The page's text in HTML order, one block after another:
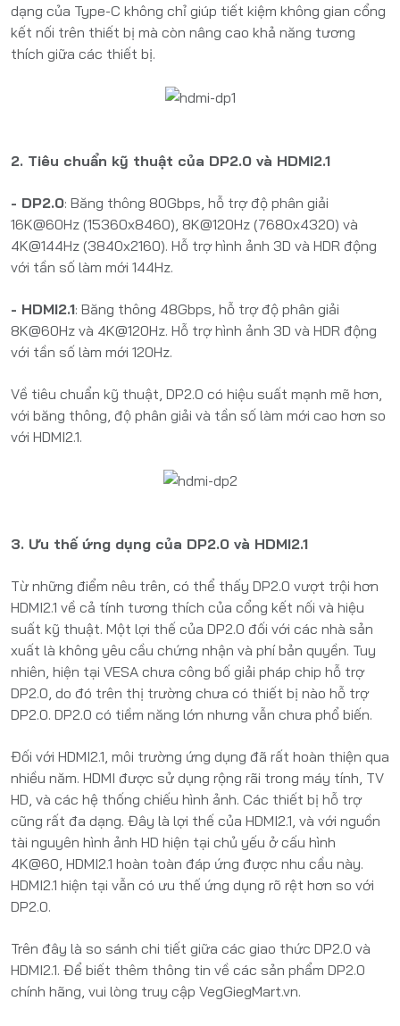
dạng của Type-C không chỉ giúp tiết kiệm không gian cổng
kết nối trên thiết bị mà còn nâng cao khả năng tương
thích giữa các thiết bị.
2. Tiêu chuẩn kỹ thuật của DP2.0 và HDMI2.1
- DP2.0: Băng thông 80Gbps, hỗ trợ độ phân giải
16K@60Hz (15360x8460), 8K@120Hz (7680x4320) và
4K@144Hz (3840x2160). Hỗ trợ hình ảnh 3D và HDR động
với tần số làm mới 144Hz.
- HDMI2.1: Băng thông 48Gbps, hỗ trợ độ phân giải
8K@60Hz và 4K@120Hz. Hỗ trợ hình ảnh 3D và HDR động
với tần số làm mới 120Hz.
Về tiêu chuẩn kỹ thuật, DP2.0 có hiệu suất mạnh mẽ hơn,
với băng thông, độ phân giải và tần số làm mới cao hơn so
với HDMI2.1.
3. Ưu thế ứng dụng của DP2.0 và HDMI2.1
Từ những điểm nêu trên, có thể thấy DP2.0 vượt trội hơn
HDMI2.1 về cả tính tương thích của cổng kết nối và hiệu
suất kỹ thuật. Một lợi thế của DP2.0 đối với các nhà sản
xuất là không yêu cầu chứng nhận và phí bản quyền. Tuy
nhiên, hiện tại VESA chưa công bố giải pháp chip hỗ trợ
DP2.0, do đó trên thị trường chưa có thiết bị nào hỗ trợ
DP2.0. DP2.0 có tiềm năng lớn nhưng vẫn chưa phổ biến.
Đối với HDMI2.1, môi trường ứng dụng đã rất hoàn thiện qua
nhiều năm. HDMI được sử dụng rộng rãi trong máy tính, TV
HD, và các hệ thống chiếu hình ảnh. Các thiết bị hỗ trợ
cũng rất đa dạng. Đây là lợi thế của HDMI2.1, và với nguồn
tài nguyên hình ảnh HD hiện tại chủ yếu ở cấu hình
4K@60, HDMI2.1 hoàn toàn đáp ứng được nhu cầu này.
HDMI2.1 hiện tại vẫn có ưu thế ứng dụng rõ rệt hơn so với
DP2.0.
Trên đây là so sánh chi tiết giữa các giao thức DP2.0 và
HDMI2.1. Để biết thêm thông tin về các sản phẩm DP2.0
chính hãng, vui lòng truy cập VegGiegMart.vn.